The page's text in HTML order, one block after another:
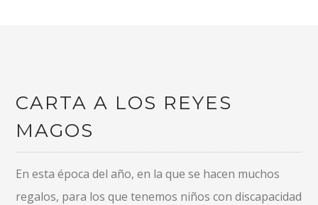
CARTA A LOS REYES
MAGOS
En esta época del año, en la que se hacen muchos
regalos, para los que tenemos niños con discapacidad